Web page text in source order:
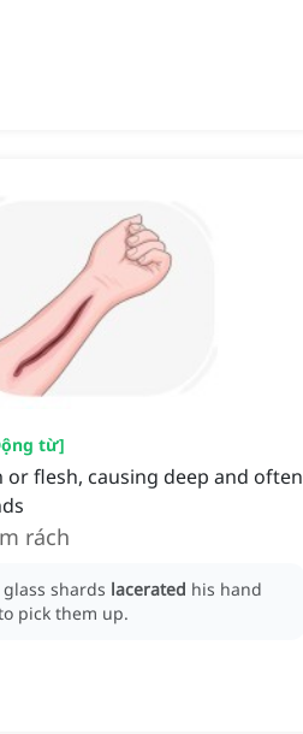
từ]
flesh, causing deep and often
rách
shards lacerated his hand
pick them up.